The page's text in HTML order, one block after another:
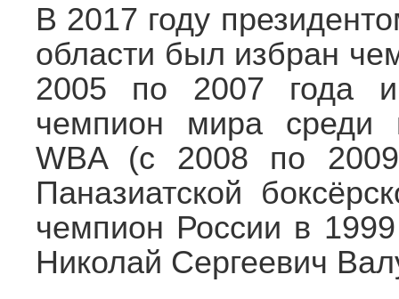
В 2017 году
области был избран
2005 по 2007 года
чемпион мира среди
WBA (с 2008 по
Паназиатской
чемпион России в
Николай Сергеевич